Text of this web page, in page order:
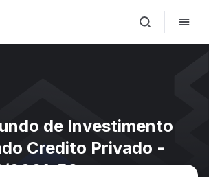
de Investimento
Credito Privado -
0001-50